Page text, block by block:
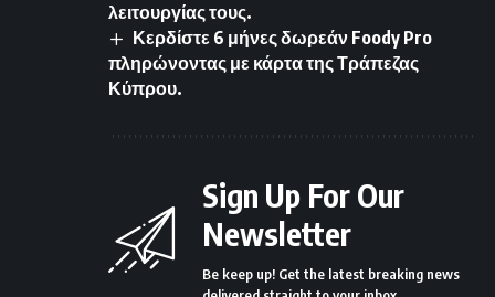
λειτουργίας τους.
Κερδίστε 6 μήνες δωρεάν Foody Pro
πληρώνοντας με κάρτα της Τράπεζας
Κύπρου.
Sign Up For Our
Newsletter
Be keep up! Get the latest breaking news